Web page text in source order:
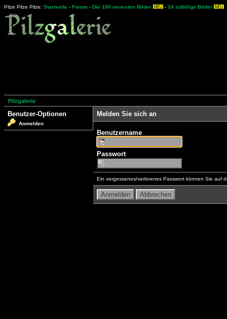
Pilze Pilze Pilze: Startseite - Forum - Die 100 neuesten Bilder - 24 zufällige Bilder
Pilzgalerie
Benutzer-Optionen
Anmelden
Melden Sie sich an
Benutzername
Passwort
Ein vergessenes/verlorenes Passwort können Sie auf